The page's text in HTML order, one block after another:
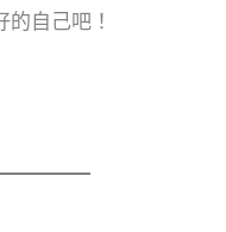
自己吧！